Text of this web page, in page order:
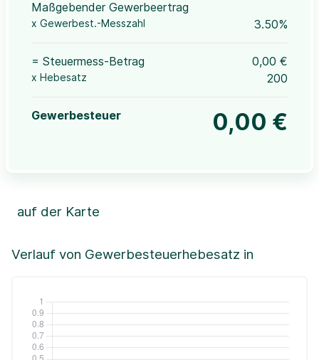
Maßgebender Gewerbeertrag
x Gewerbest.-Messzahl 3.50%
= Steuermess-Betrag 0,00 €
x Hebesatz 200
Gewerbesteuer 0,00 €
Verlauf von Gewerbesteuerhebesatz in
auf der Karte
+
Leaflet|©OpenStreetMap, ©CartoDB,